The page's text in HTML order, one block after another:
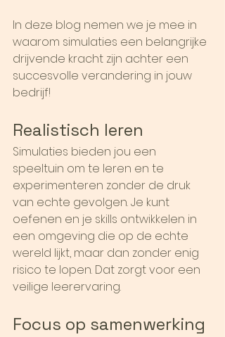
In deze blog nemen we je mee in
waarom simulaties een belangrijke
drijvende kracht zijn achter een
succesvolle verandering in jouw
bedrijf!
Realistisch leren
Simulaties bieden jou een
speeltuin om te leren en te
experimenteren zonder de druk
van echte gevolgen. Je kunt
oefenen en je skills ontwikkelen in
een omgeving die op de echte
wereld lijkt, maar dan zonder enig
risico te lopen. Dat zorgt voor een
veilige leerervaring.
Focus op samenwerking